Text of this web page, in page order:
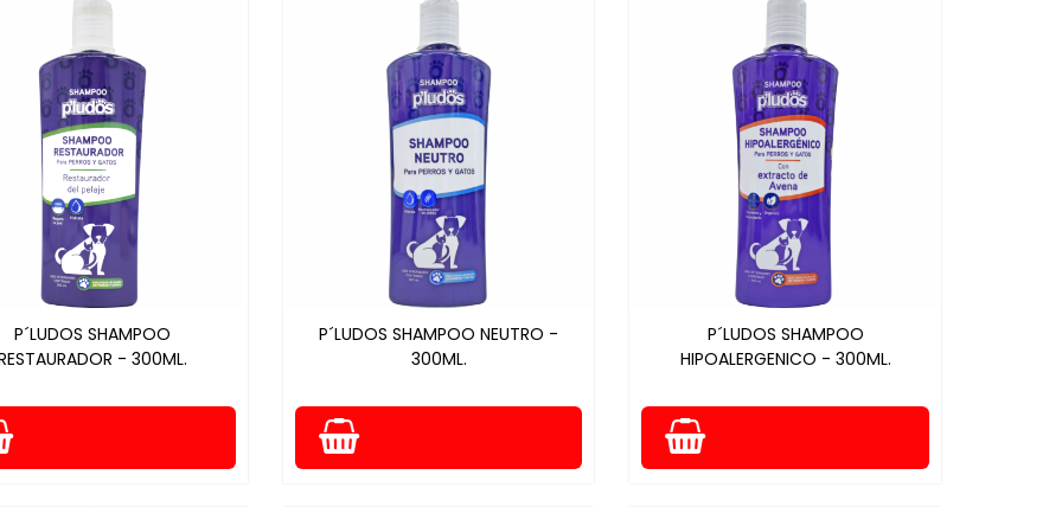
P´LUDOS SHAMPOO
- 300ML.
P´LUDOS SHAMPOO NEUTRO -
300ML.
P´LUDOS SHAMPOO
HIPOALERGENICO - 300ML.